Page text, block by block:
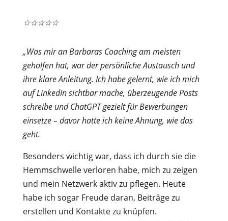
☆☆☆☆☆
„Was mir an Barbaras Coaching am meisten
geholfen hat, war der persönliche Austausch und
ihre klare Anleitung. Ich habe gelernt, wie ich mich
auf LinkedIn sichtbar mache, überzeugende Posts
schreibe und ChatGPT gezielt für Bewerbungen
einsetze – davor hatte ich keine Ahnung, wie das
geht.
Besonders wichtig war, dass ich durch sie die
Hemmschwelle verloren habe, mich zu zeigen
und mein Netzwerk aktiv zu pflegen. Heute
habe ich sogar Freude daran, Beiträge zu
erstellen und Kontakte zu knüpfen.